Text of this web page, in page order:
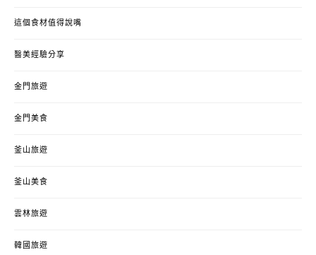
這個食材值得說嘴
醫美經驗分享
金門旅遊
金門美食
釜山旅遊
釜山美食
雲林旅遊
韓國旅遊